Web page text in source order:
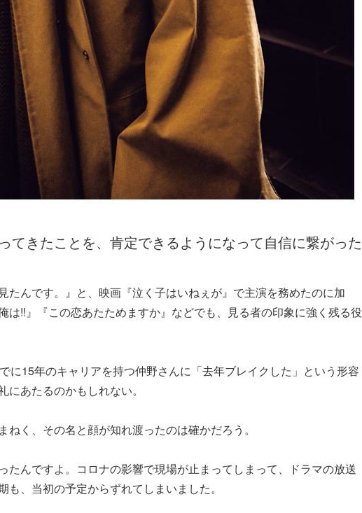
てきたことを、肯定できるようになって自信に繋がった
たんです。』と、映画『泣く子はいねぇが』で主演を務めたのに加
は!!』『この恋あたためますか』などでも、見る者の印象に強く残る役
に15年のキャリアを持つ仲野さんに「去年ブレイクした」という形容
にあたるのかもしれない。
ねく、その名と顔が知れ渡ったのは確かだろう。
たんですよ。コロナの影響で現場が止まってしまって、ドラマの放送
も、当初の予定からずれてしまいました。